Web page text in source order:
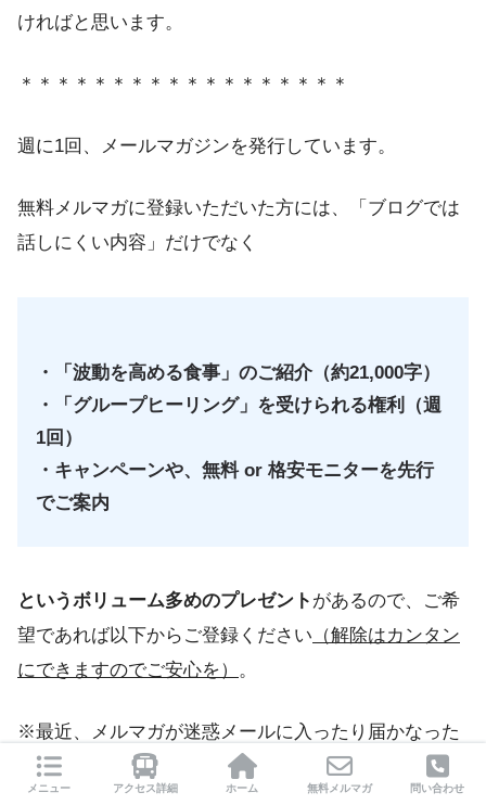
ければと思います。
＊＊＊＊＊＊＊＊＊＊＊＊＊＊＊＊＊＊
週に1回、メールマガジンを発行しています。
無料メルマガに登録いただいた方には、「ブログでは
話しにくい内容」だけでなく
・「波動を高める食事」のご紹介（約21,000字）
・「グループヒーリング」を受けられる権利（週
1回）
・キャンペーンや、無料 or 格安モニターを先行
でご案内
というボリューム多めのプレゼント があるので、ご希
望であれば以下からご登録ください （解除はカンタン
にできますのでご安心を）
。
※最近、メルマガが迷惑メールに入ったり届かなった
りすることがあるので、その対策として【LINE公式ア
メニュー アクセス詳細 ホーム 無料メルマガ 問い合わせ